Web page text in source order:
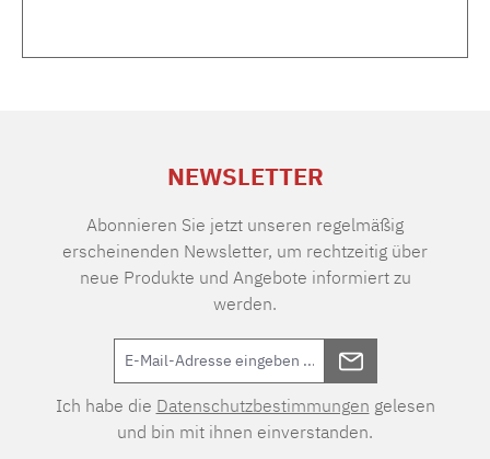
NEWSLETTER
Abonnieren Sie jetzt unseren regelmäßig
erscheinenden Newsletter, um rechtzeitig über
neue Produkte und Angebote informiert zu
werden.
Ich habe die Datenschutzbestimmungen gelesen
und bin mit ihnen einverstanden.